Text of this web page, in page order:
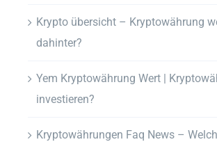
Krypto übersicht – Kryptowährung
dahinter?
Yem Kryptowährung Wert |
investieren?
Kryptowährungen Faq News –